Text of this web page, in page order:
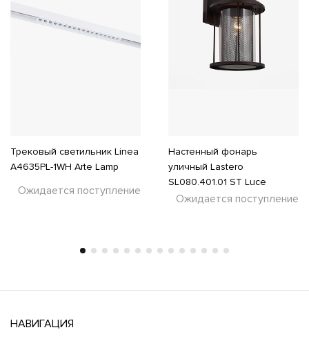
Трековый светильник Linea
A4635PL-1WH Arte Lamp
Ожидается поступление
Настенный фонарь
уличный Lastero
SL080.401.01 ST Luce
Ожидается поступление
НАВИГАЦИЯ